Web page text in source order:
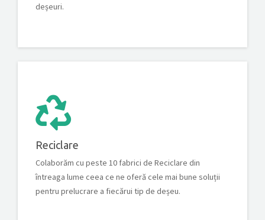
deșeuri.
Reciclare
Colaborăm cu peste 10 fabrici de Reciclare din
întreaga lume ceea ce ne oferă cele mai bune soluții
pentru prelucrare a fiecărui tip de deșeu.